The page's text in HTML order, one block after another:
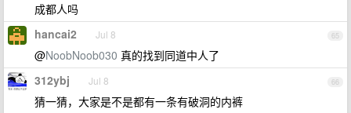
成都人吗
65
hancai2 Jul 8
@NoobNoob030 真的找到同道中人了
66
312ybj Jul 8
猜一猜，大家是不是都有一条有破洞的内裤